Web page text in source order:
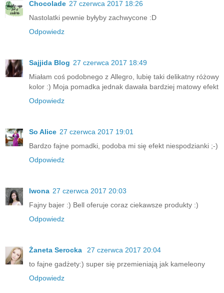
Chocolade 27 czerwca 2017 18:26
Nastolatki pewnie byłyby zachwycone :D
Odpowiedz
Sajjida Blog 27 czerwca 2017 18:49
Miałam coś podobnego z Allegro, lubię taki delikatny różowy
kolor :) Moja pomadka jednak dawała bardziej matowy efekt
Odpowiedz
So Alice 27 czerwca 2017 19:01
Bardzo fajne pomadki, podoba mi się efekt niespodzianki ;-)
Odpowiedz
Iwona 27 czerwca 2017 20:03
Fajny bajer :) Bell oferuje coraz ciekawsze produkty :)
Odpowiedz
Żaneta Serocka
27 czerwca 2017 20:04
to fajne gadżety:) super się przemieniają jak kameleony
Odpowiedz